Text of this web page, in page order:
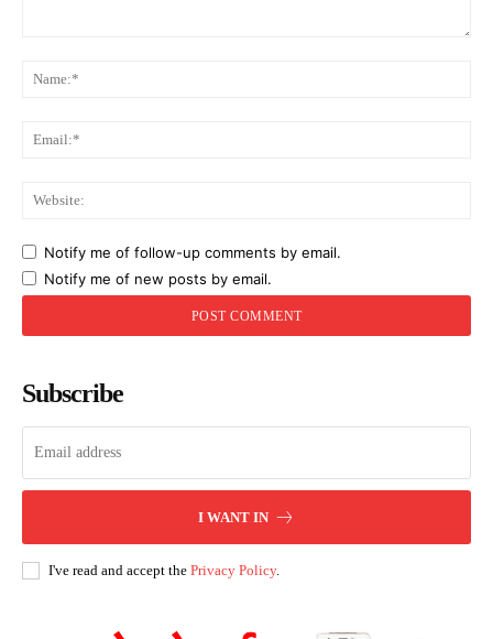
Notify me of follow-up comments by email.
Notify me of new posts by email.
Subscribe
I WANT IN
I've read and accept the Privacy Policy.